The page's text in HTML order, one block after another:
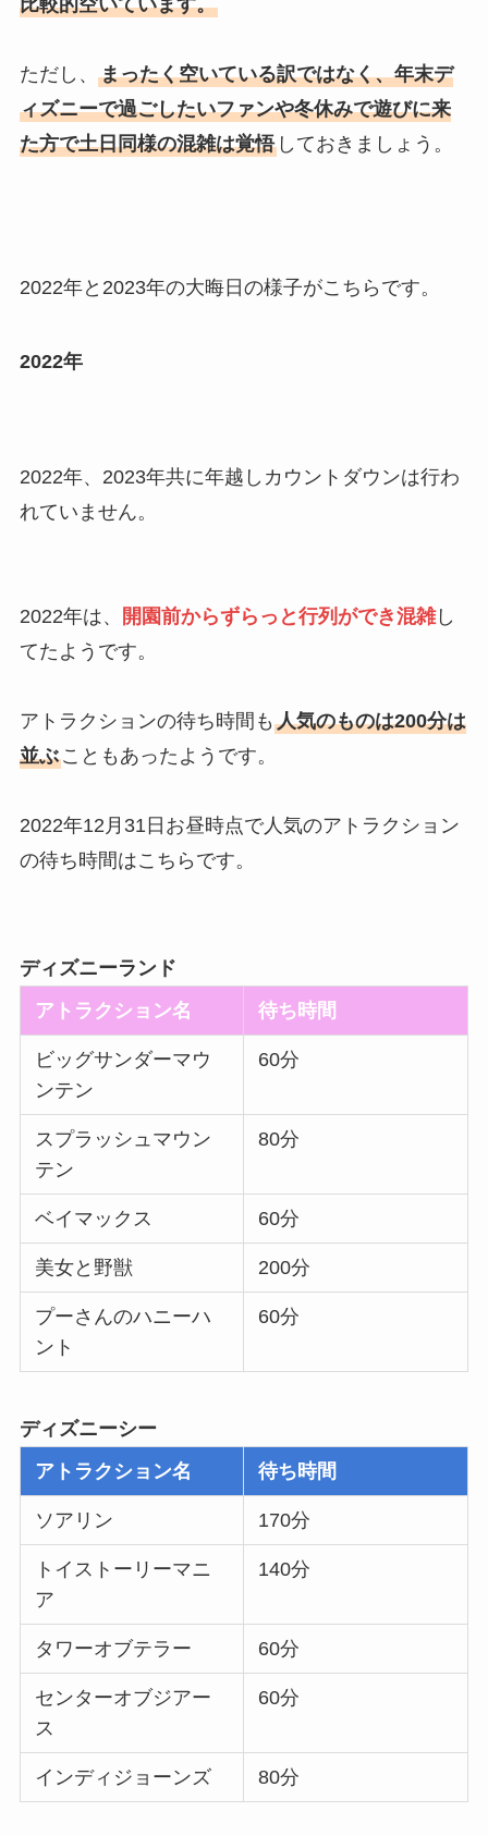
比較的空いています。
ただし、 まったく空いている訳ではなく、年末デ
ィズニーで過ごしたいファンや冬休みで遊びに来
た方で土日同様の混雑は覚悟しておきましょう。
2022年と2023年の大晦日の様子がこちらです。
2022年
2022年、2023年共に年越しカウントダウンは行わ
れていません。
2022年は、 開園前からずらっと行列ができ混雑し
てたようです。
アトラクションの待ち時間も 人気のものは200分は
並ぶこともあったようです。
2022年12月31日お昼時点で人気のアトラクション
の待ち時間はこちらです。
ディズニーランド
アトラクション名
待ち時間
ビッグサンダーマウ
ンテン
60分
スプラッシュマウン
テン
80分
ベイマックス 60分
美女と野獣 200分
プーさんのハニーハ
ント
60分
ディズニーシー
アトラクション名
待ち時間
ソアリン 170分
トイストーリーマニ
ア
140分
タワーオブテラー 60分
センターオブジアー
ス
60分
インディジョーンズ 80分